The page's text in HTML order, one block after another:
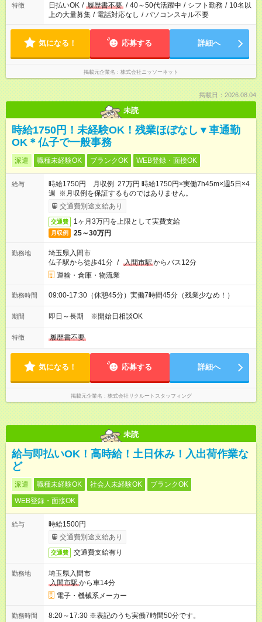
特徴 日払いOK / 履歴書不要 / 40～50代活躍中 / シフト勤務 / 10名以
上の大量募集 / 電話対応なし / パソコンスキル不要
気になる！ 応募する 詳細へ
掲載元企業名 株式会社ニッソーネット
掲載日：2026.08.04
未読
時給1750円！未経験OK！残業ほぼなし▼車通勤
OK＊仏子で一般事務
派遣 職種未経験OK ブランクOK WEB登録・面接OK
給与
時給1750円 月収例 27万円 時給1750円×実働7h45m×週5日×4
週 ※月収例を保証するものではありません。
交通費別途支給あり
交通費 1ヶ月3万円を上限として実費支給
月収例 25～30万円
勤務地
埼玉県入間市
仏子駅から徒歩41分 / 入間市駅からバス12分
運輸・倉庫・物流業
勤務時間 09:00-17:30（休憩45分）実働7時間45分（残業少なめ！）
期間 即日～長期 ※開始日相談OK
特徴 履歴書不要
気になる！ 応募する 詳細へ
掲載元企業名 株式会社リクルートスタッフィング
未読
給与即払いOK！高時給！土日休み！入出荷作業な
ど
派遣 職種未経験OK 社会人未経験OK
ブランクOK
WEB登録・面接OK
給与
時給1500円
交通費別途支給あり
交通費 交通費支給有り
勤務地
埼玉県入間市
入間市駅から車14分
電子・機械系メーカー
勤務時間 8:20～17:30 ※表記のうち実働7時間50分です。